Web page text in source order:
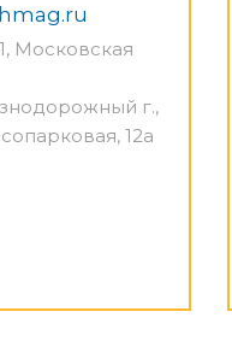
Московская
г.,
12а